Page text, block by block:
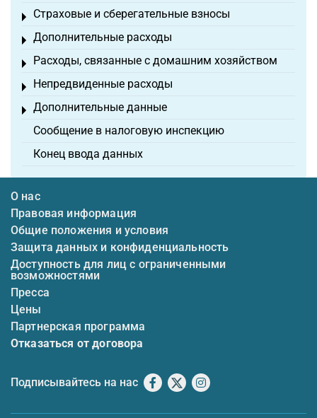
Страховые и сберегательные взносы
Toggle menu
Дополнительные расходы
Toggle menu
Расходы, связанные с домашним хозяйством
Toggle menu
Непредвиденные расходы
Toggle menu
Дополнительные данные
Toggle menu
Сообщение в налоговую инспекцию
Конец ввода данных
О нас
Правовая информация
Общие положения и условия
Защита данных и конфиденциальность
Доступность для лиц с ограниченными
возможностями
Пресса
Цены
Партнерская программа
Отказаться от договора
Подписывайтесь на нас Facebook
X Instagram